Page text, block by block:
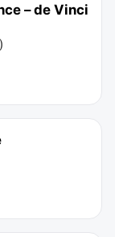
– de Vinci
)